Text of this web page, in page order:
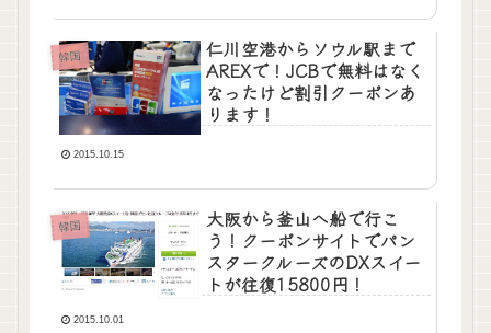
韓国
仁川空港からソウル駅まで
AREXで！JCBで無料はなく
なったけど割引クーポンあ
ります！
2015.10.15
韓国
大阪から釜山へ船で行こ
う！クーポンサイトでパン
スタークルーズのDXスイー
トが往復15800円！
2015.10.01